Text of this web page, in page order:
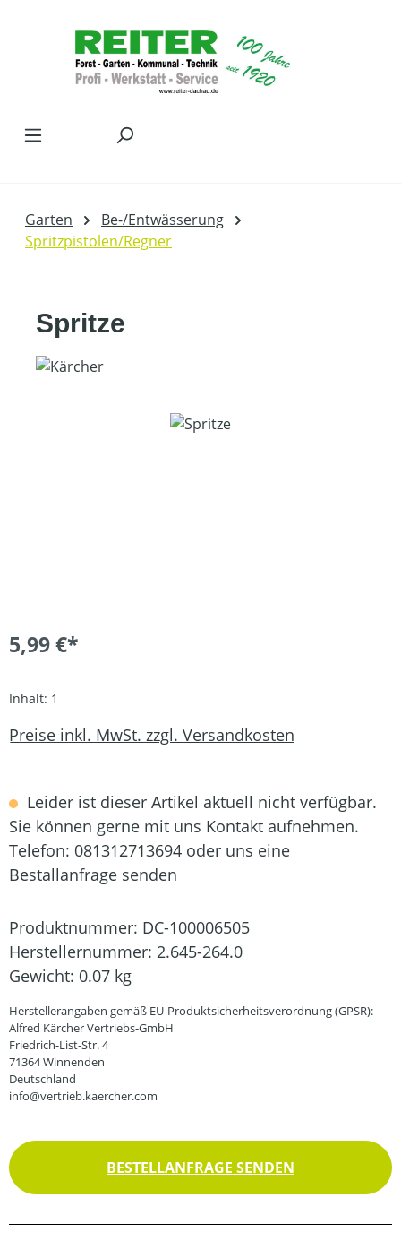
Garten
Be-/Entwässerung
Spritzpistolen/Regner
Spritze
Bildergalerie überspringen
5,99 €*
Inhalt: 1
Preise inkl. MwSt. zzgl. Versandkosten
Leider ist dieser Artikel aktuell nicht verfügbar.
Sie können gerne mit uns Kontakt aufnehmen.
Telefon: 081312713694 oder uns eine
Bestallanfrage senden
Produktnummer: DC-100006505
Herstellernummer: 2.645-264.0
Gewicht: 0.07 kg
Herstellerangaben gemäß EU-Produktsicherheitsverordnung (GPSR):
Alfred Kärcher Vertriebs-GmbH
Friedrich-List-Str. 4
71364 Winnenden
Deutschland
info@vertrieb.kaercher.com
BESTELLANFRAGE SENDEN